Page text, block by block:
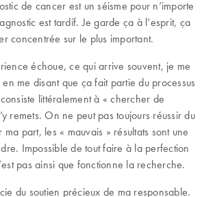
de cancer est un séisme pour n’importe
est tardif. Je garde ça à l’esprit, ça
concentrée sur le plus important.
échoue, ce qui arrive souvent, je me
me disant que ça fait partie du processus
littéralement à « chercher de
remets. On ne peut pas toujours réussir du
ma part, les « mauvais » résultats sont une
Impossible de tout faire à la perfection
pas ainsi que fonctionne la recherche.
du soutien précieux de ma responsable.